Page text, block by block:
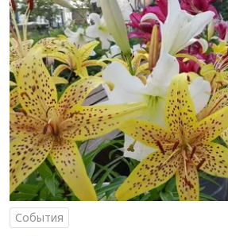
События